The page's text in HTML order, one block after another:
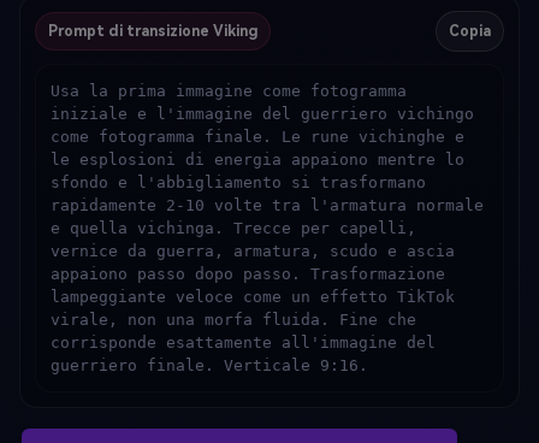
Prompt di transizione Viking Copia
Usa la prima immagine come fotogramma
iniziale e l'immagine del guerriero vichingo
come fotogramma finale. Le rune vichinghe e
le esplosioni di energia appaiono mentre lo
sfondo e l'abbigliamento si trasformano
rapidamente 2-10 volte tra l'armatura normale
e quella vichinga. Trecce per capelli,
vernice da guerra, armatura, scudo e ascia
appaiono passo dopo passo. Trasformazione
lampeggiante veloce come un effetto TikTok
virale, non una morfa fluida. Fine che
corrisponde esattamente all'immagine del
guerriero finale. Verticale 9:16.